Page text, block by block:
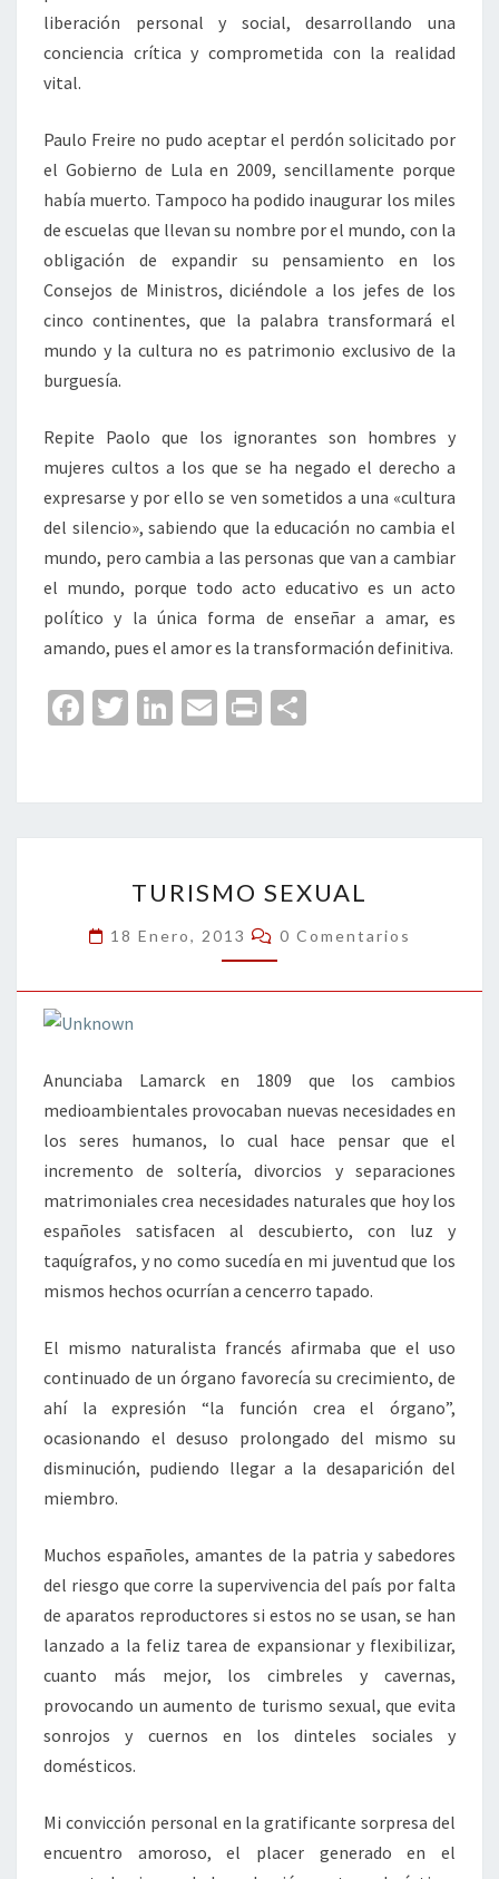
liberación personal y social, desarrollando una
conciencia crítica y comprometida con la realidad
vital.
Paulo Freire no pudo aceptar el perdón solicitado por
el Gobierno de Lula en 2009, sencillamente porque
había muerto. Tampoco ha podido inaugurar los miles
de escuelas que llevan su nombre por el mundo, con la
obligación de expandir su pensamiento en los
Consejos de Ministros, diciéndole a los jefes de los
cinco continentes, que la palabra transformará el
mundo y la cultura no es patrimonio exclusivo de la
burguesía.
Repite Paolo que los ignorantes son hombres y
mujeres cultos a los que se ha negado el derecho a
expresarse y por ello se ven sometidos a una «cultura
del silencio», sabiendo que la educación no cambia el
mundo, pero cambia a las personas que van a cambiar
el mundo, porque todo acto educativo es un acto
político y la única forma de enseñar a amar, es
amando, pues el amor es la transformación definitiva.
Fa
o
o
T
er
Li
dI
n
E
l
Pr
p
ar
tir
SEXUAL
TURISMO SEXUAL
18 Enero, 2013 Comentarios
0 Comentarios
Anunciaba Lamarck en 1809 que los cambios
medioambientales provocaban nuevas necesidades en
los seres humanos, lo cual hace pensar que el
incremento de soltería, divorcios y separaciones
matrimoniales crea necesidades naturales que hoy los
españoles satisfacen al descubierto, con luz y
taquígrafos, y no como sucedía en mi juventud que los
mismos hechos ocurrían a cencerro tapado.
El mismo naturalista francés afirmaba que el uso
continuado de un órgano favorecía su crecimiento, de
ahí la expresión “la función crea el órgano”,
ocasionando el desuso prolongado del mismo su
disminución, pudiendo llegar a la desaparición del
miembro.
Muchos españoles, amantes de la patria y sabedores
del riesgo que corre la supervivencia del país por falta
de aparatos reproductores si estos no se usan, se han
lanzado a la feliz tarea de expansionar y flexibilizar,
cuanto más mejor, los cimbreles y cavernas,
provocando un aumento de turismo sexual, que evita
sonrojos y cuernos en los dinteles sociales y
domésticos.
Mi convicción personal en la gratificante sorpresa del
encuentro amoroso, el placer generado en el